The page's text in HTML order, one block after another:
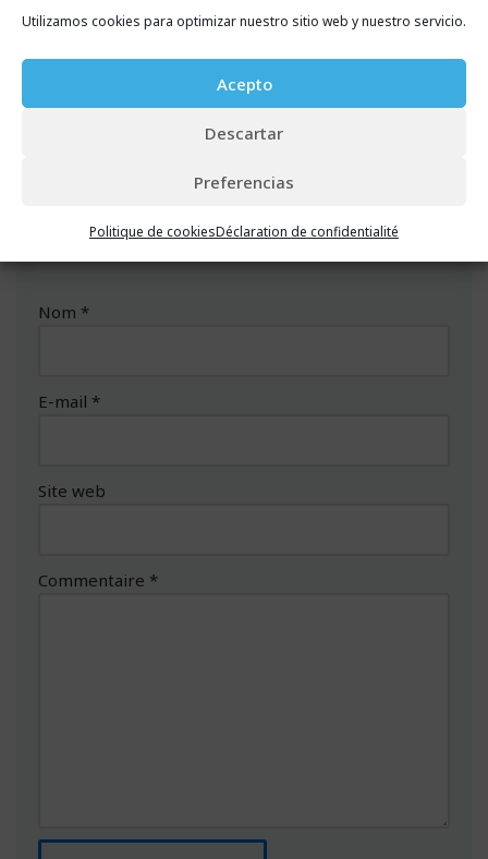
Utilizamos cookies para optimizar nuestro sitio web y nuestro servicio.
Acepto
Descartar
Preferencias
Politique de cookiesDéclaration de confidentialité
champs obligatoires sont indiqués avec*
Nom *
E-mail *
Site web
Commentaire *